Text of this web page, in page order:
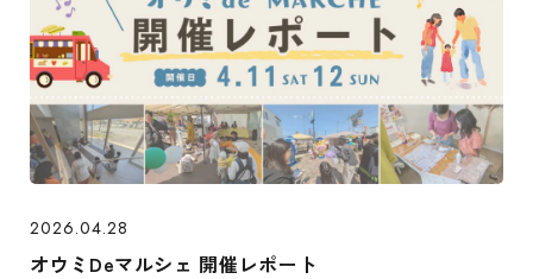
2026.04.28
オウミDeマルシェ 開催レポート